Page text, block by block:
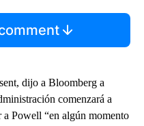
dijo a Bloomberg a
comenzará a
a Powell “en algún momento